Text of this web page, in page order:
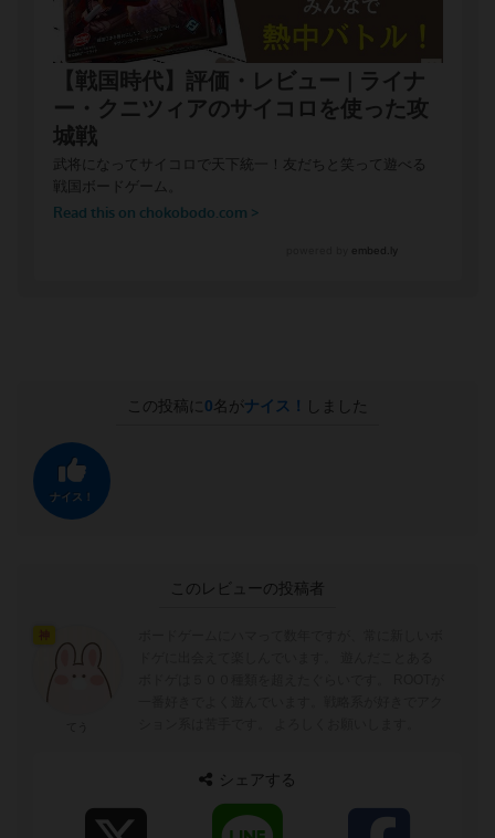
この投稿に 0名がナイス！ しました
ナイス！
このレビューの投稿者
シェアする